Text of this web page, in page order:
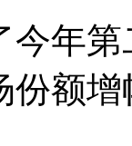
年第
额